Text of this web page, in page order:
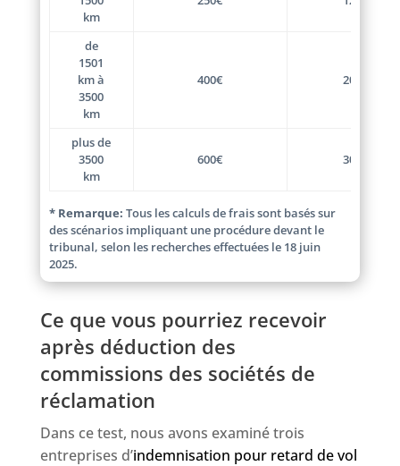
km
de
1501
km à
3500
km
400€ 200€
plus de
3500
km
600€ 300€
* Remarque: Tous les calculs de frais sont basés sur
des scénarios impliquant une procédure devant le
tribunal, selon les recherches effectuées le 18 juin
2025.
Ce que vous pourriez recevoir
après déduction des
commissions des sociétés de
réclamation
Dans ce test, nous avons examiné trois
entreprises d’indemnisation pour retard de vol